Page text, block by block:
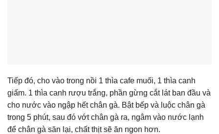
Tiếp đó, cho vào trong nồi 1 thìa cafe muối, 1 thìa canh
giấm. 1 thìa canh rượu trắng, phần gừng cắt lát ban đầu và
cho nước vào ngập hết chân gà. Bật bếp và luộc chân gà
trong 5 phút, sau đó vớt chân gà ra, ngâm vào nước lạnh
để chân gà săn lại, chất thịt sẽ ăn ngon hơn.